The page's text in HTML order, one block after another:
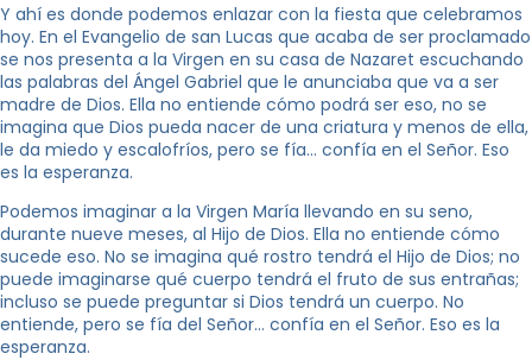
Y ahí es donde podemos enlazar con la fiesta que celebramos
hoy. En el Evangelio de san Lucas que acaba de ser proclamado
se nos presenta a la Virgen en su casa de Nazaret escuchando
las palabras del Ángel Gabriel que le anunciaba que va a ser
madre de Dios. Ella no entiende cómo podrá ser eso, no se
imagina que Dios pueda nacer de una criatura y menos de ella,
le da miedo y escalofríos, pero se fía… confía en el Señor. Eso
es la esperanza.
Podemos imaginar a la Virgen María llevando en su seno,
durante nueve meses, al Hijo de Dios. Ella no entiende cómo
sucede eso. No se imagina qué rostro tendrá el Hijo de Dios; no
puede imaginarse qué cuerpo tendrá el fruto de sus entrañas;
incluso se puede preguntar si Dios tendrá un cuerpo. No
entiende, pero se fía del Señor… confía en el Señor. Eso es la
esperanza.